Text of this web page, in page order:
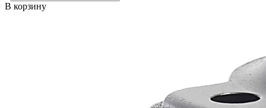
В корзину